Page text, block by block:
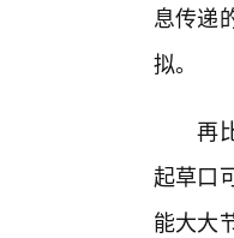
息传递
拟。
再
起草口
能大大